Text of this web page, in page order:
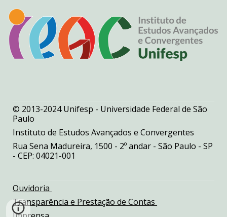
© 2013-2024 Unifesp - Universidade Federal de São
Paulo
Instituto de Estudos Avançados e Convergentes
Rua Sena Madureira, 1500 - 2º andar - São Paulo - SP
- CEP: 04021-001
Ouvidoria
Transparência e Prestação de Contas